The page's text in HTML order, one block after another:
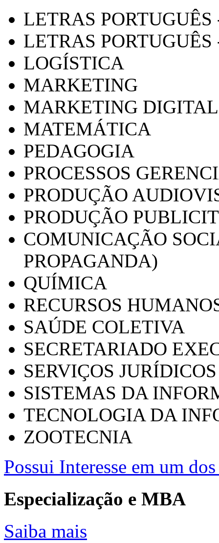
LETRAS
LETRAS PORTUGUÊS
LOGÍSTICA
MARKETING
MARKETING DIGITAL
MATEMÁTICA
PEDAGOGIA
PROCESSOS
PRODUÇÃO
PRODUÇÃO
COMUNICAÇÃO
PROPAGANDA)
QUÍMICA
RECURSOS
SAÚDE COLETIVA
SECRETARIADO
SERVIÇOS
SISTEMAS DA
TECNOLOGIA DA
ZOOTECNIA
Possui Interesse em um
Especialização e MBA
Saiba mais